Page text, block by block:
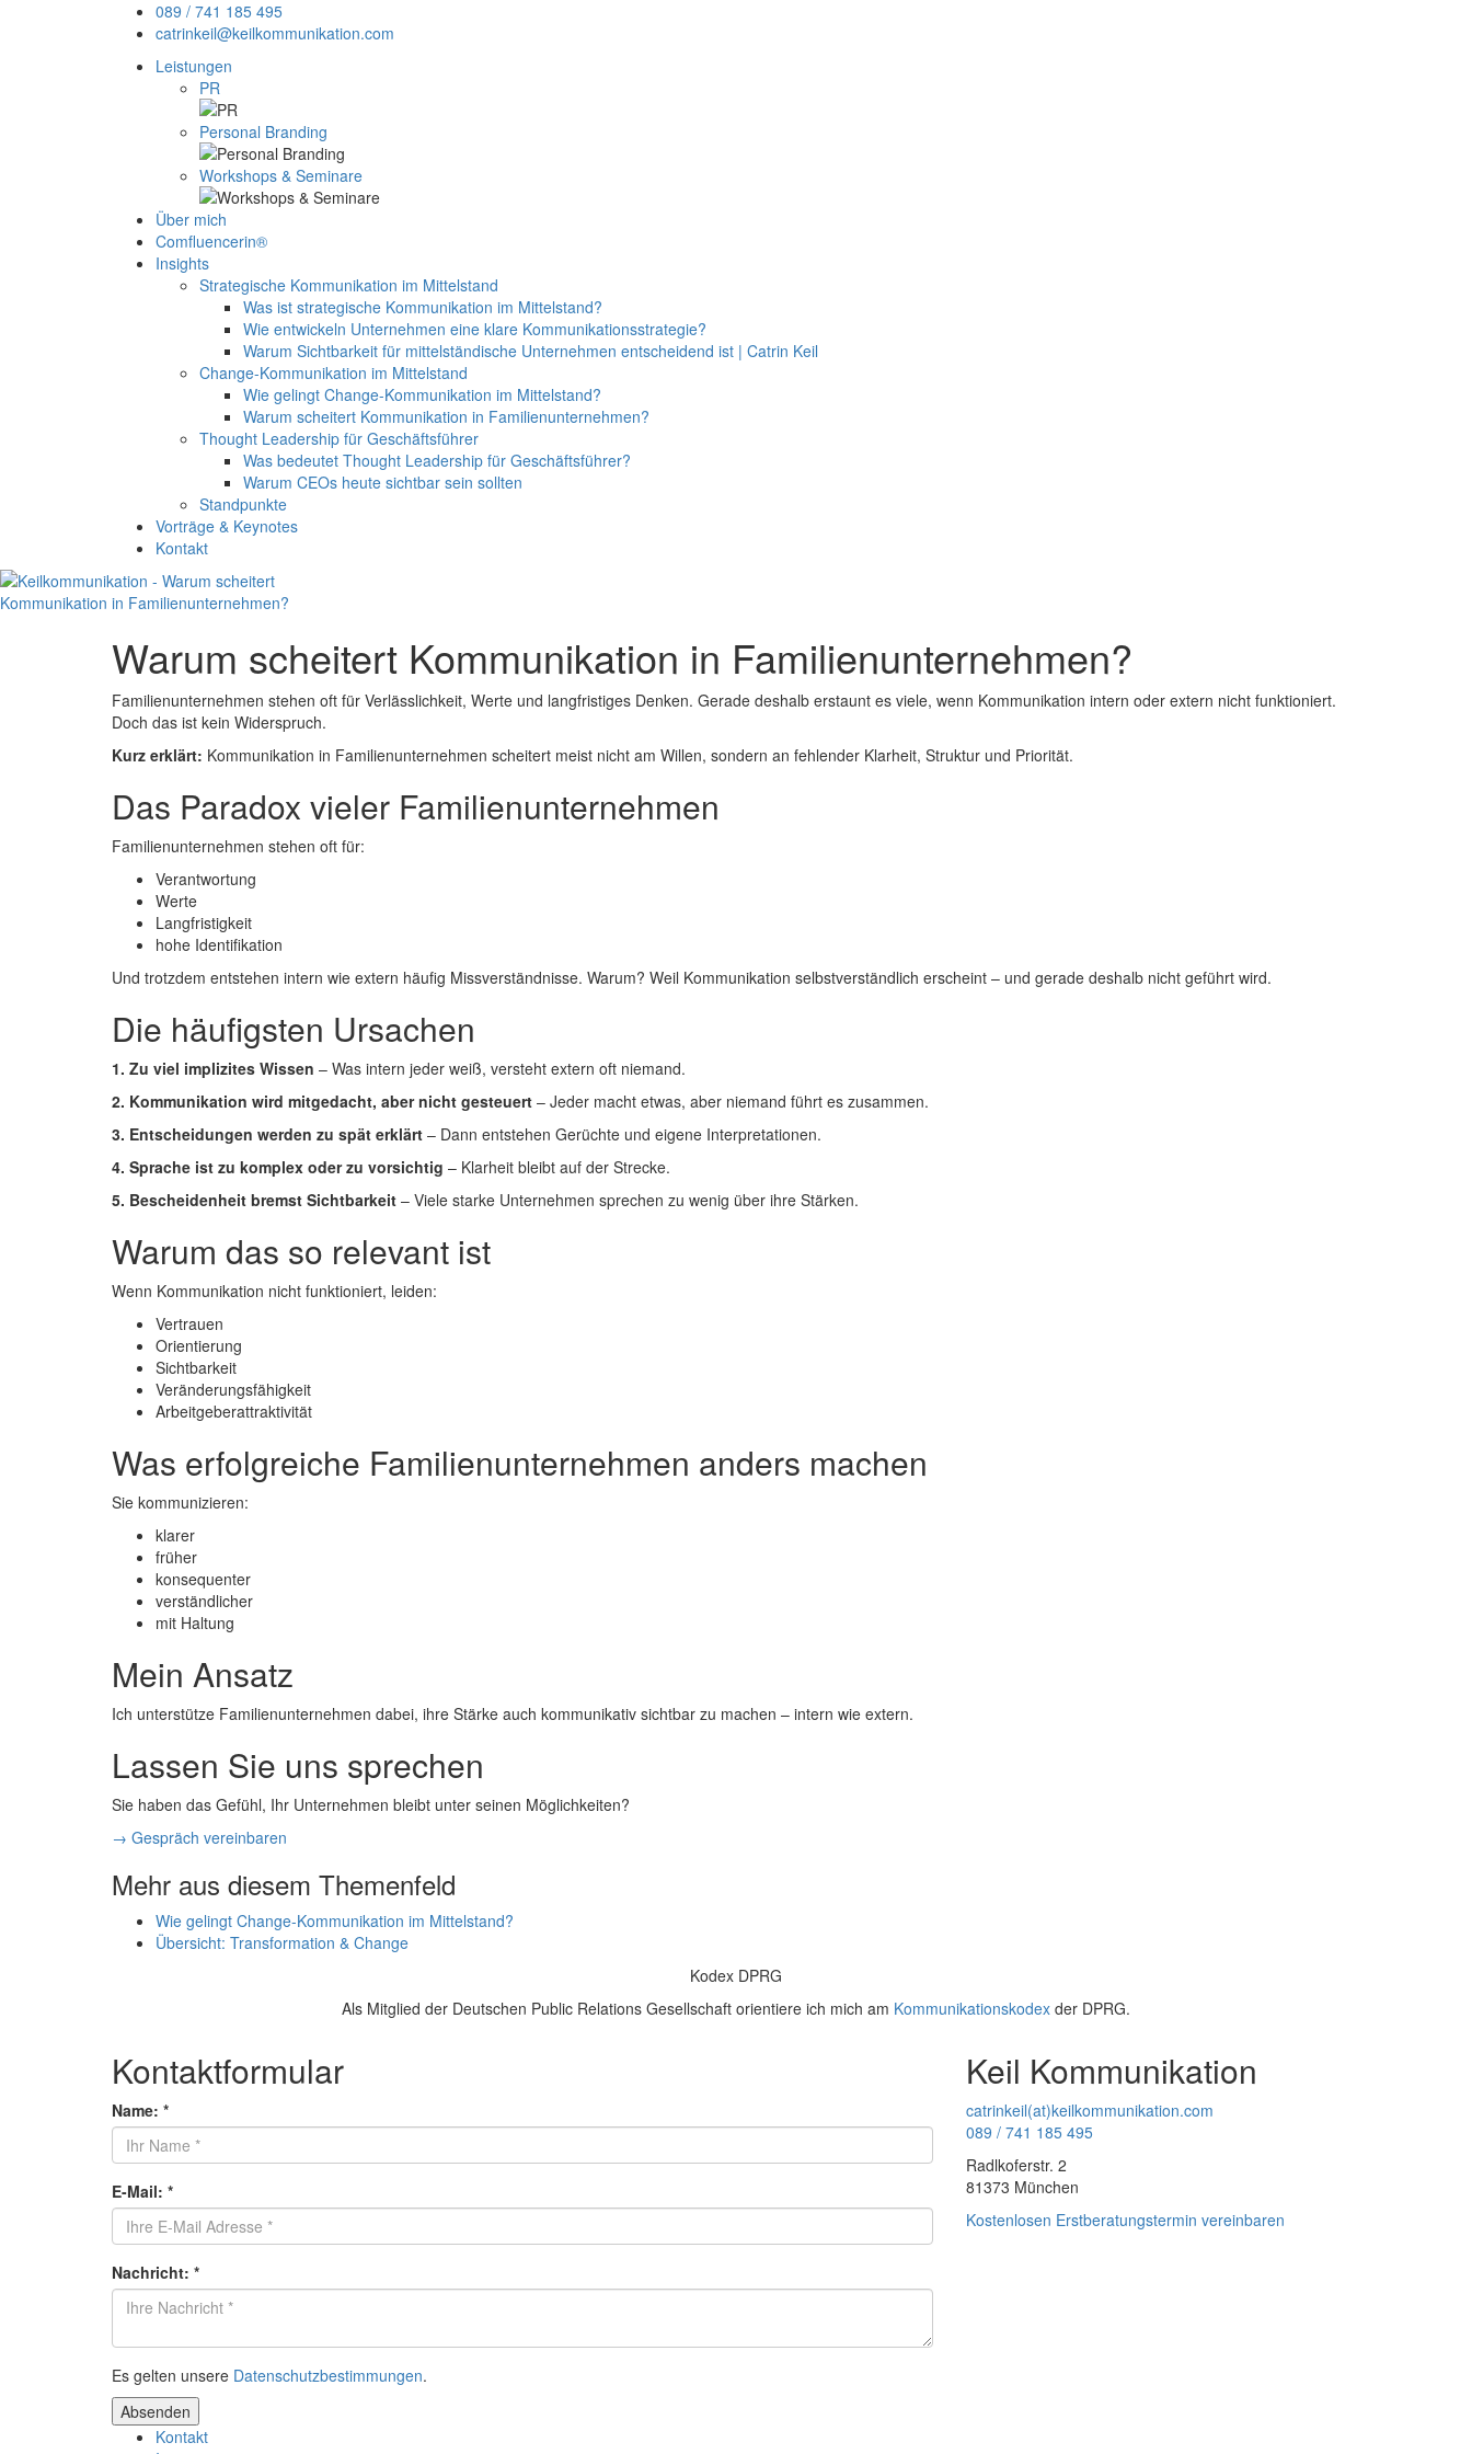
089 / 741 185 495
catrinkeil@keilkommunikation.com
Leistungen
PR
Personal Branding
Workshops & Seminare
Über mich
Comfluencerin®
Insights
Strategische Kommunikation im Mittelstand
Was ist strategische Kommunikation im Mittelstand?
Wie entwickeln Unternehmen eine klare Kommunikationsstrategie?
Warum Sichtbarkeit für mittelständische Unternehmen entscheidend ist | Catrin Keil
Change-Kommunikation im Mittelstand
Wie gelingt Change-Kommunikation im Mittelstand?
Warum scheitert Kommunikation in Familienunternehmen?
Thought Leadership für Geschäftsführer
Was bedeutet Thought Leadership für Geschäftsführer?
Warum CEOs heute sichtbar sein sollten
Standpunkte
Vorträge & Keynotes
Kontakt
Warum scheitert Kommunikation in Familienunternehmen?
Familienunternehmen stehen oft für Verlässlichkeit, Werte und langfristiges Denken. Gerade deshalb erstaunt es viele, wenn Kommunikation intern oder extern nicht funktioniert.
Doch das ist kein Widerspruch.
Kurz erklärt: Kommunikation in Familienunternehmen scheitert meist nicht am Willen, sondern an fehlender Klarheit, Struktur und Priorität.
Das Paradox vieler Familienunternehmen
Familienunternehmen stehen oft für:
Verantwortung
Werte
Langfristigkeit
hohe Identifikation
Und trotzdem entstehen intern wie extern häufig Missverständnisse. Warum? Weil Kommunikation selbstverständlich erscheint – und gerade deshalb nicht geführt wird.
Die häufigsten Ursachen
1. Zu viel implizites Wissen – Was intern jeder weiß, versteht extern oft niemand.
2. Kommunikation wird mitgedacht, aber nicht gesteuert – Jeder macht etwas, aber niemand führt es zusammen.
3. Entscheidungen werden zu spät erklärt – Dann entstehen Gerüchte und eigene Interpretationen.
4. Sprache ist zu komplex oder zu vorsichtig – Klarheit bleibt auf der Strecke.
5. Bescheidenheit bremst Sichtbarkeit – Viele starke Unternehmen sprechen zu wenig über ihre Stärken.
Warum das so relevant ist
Wenn Kommunikation nicht funktioniert, leiden:
Vertrauen
Orientierung
Sichtbarkeit
Veränderungsfähigkeit
Arbeitgeberattraktivität
Was erfolgreiche Familienunternehmen anders machen
Sie kommunizieren:
klarer
früher
konsequenter
verständlicher
mit Haltung
Mein Ansatz
Ich unterstütze Familienunternehmen dabei, ihre Stärke auch kommunikativ sichtbar zu machen – intern wie extern.
Lassen Sie uns sprechen
Sie haben das Gefühl, Ihr Unternehmen bleibt unter seinen Möglichkeiten?
→ Gespräch vereinbaren
Mehr aus diesem Themenfeld
Wie gelingt Change-Kommunikation im Mittelstand?
Übersicht: Transformation & Change
Kodex DPRG
Als Mitglied der Deutschen Public Relations Gesellschaft orientiere ich mich am Kommunikationskodex der DPRG.
Kontaktformular
Name: *
E-Mail: *
Nachricht: *
Es gelten unsere Datenschutzbestimmungen.
Absenden
Keil Kommunikation
catrinkeil(at)keilkommunikation.com
089 / 741 185 495
Radlkoferstr. 2
81373 München
Kostenlosen Erstberatungstermin vereinbaren
Kontakt